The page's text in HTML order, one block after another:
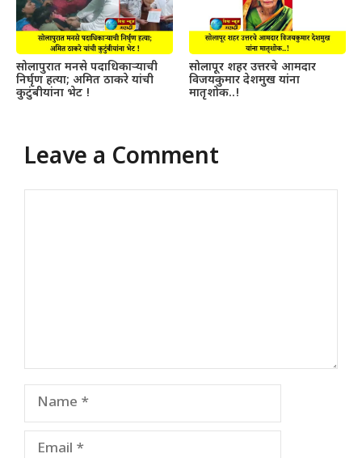
सोलापुरात मनसे पदाधिकाऱ्याची
निर्घृण हत्या; अमित ठाकरे यांची
कुटुंबीयांना भेट !
सोलापूर शहर उत्तरचे आमदार
विजयकुमार देशमुख यांना
मातृशोक..!
Leave a Comment
Name
Email